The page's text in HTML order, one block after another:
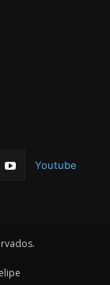
Youtube